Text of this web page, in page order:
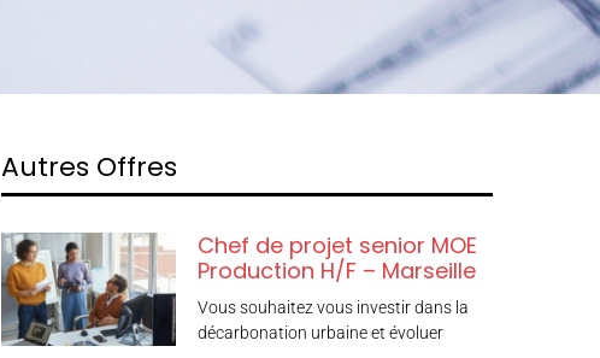
Autres Offres
Chef de projet senior MOE
Production H/F – Marseille
Vous souhaitez vous investir dans la
décarbonation urbaine et évoluer